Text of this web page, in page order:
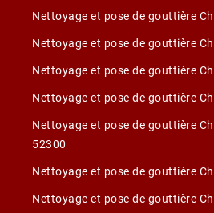
Nettoyage et pose de gouttière
Nettoyage et pose de gouttière
Nettoyage et pose de gouttière
Nettoyage et pose de gouttière
Nettoyage et pose de gouttière
52300
Nettoyage et pose de gouttière
Nettoyage et pose de gouttière